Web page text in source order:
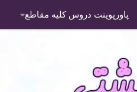
پاورپوینت دروس کلیه مقاطع